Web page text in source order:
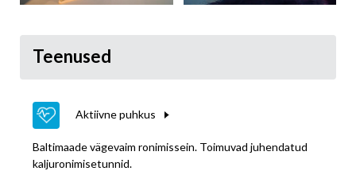
Teenused
Aktiivne puhkus
Baltimaade vägevaim ronimissein. Toimuvad juhendatud
kaljuronimisetunnid.